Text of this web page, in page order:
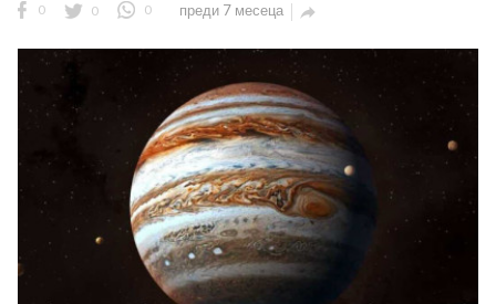
0 0 0 преди 7 месеца 